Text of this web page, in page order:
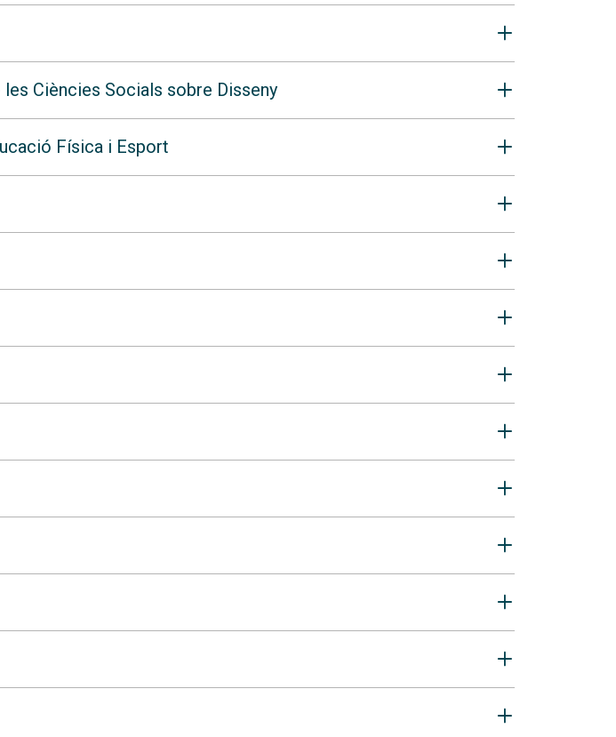
Ciències Socials sobre Disseny
Física i Esport